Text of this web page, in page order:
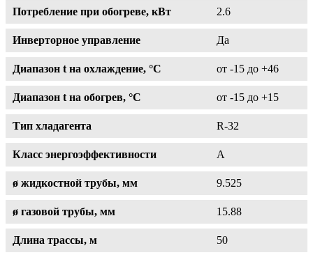
Потребление при обогреве, кВт 2.6
Инверторное управление Да
Диапазон t на охлаждение, °С от -15 до +46
Диапазон t на обогрев, °С от -15 до +15
Тип хладагента R-32
Класс энергоэффективности A
ø жидкостной трубы, мм 9.525
ø газовой трубы, мм 15.88
Длина трассы, м 50